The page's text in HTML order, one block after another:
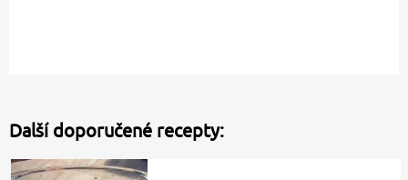
Další doporučené recepty: